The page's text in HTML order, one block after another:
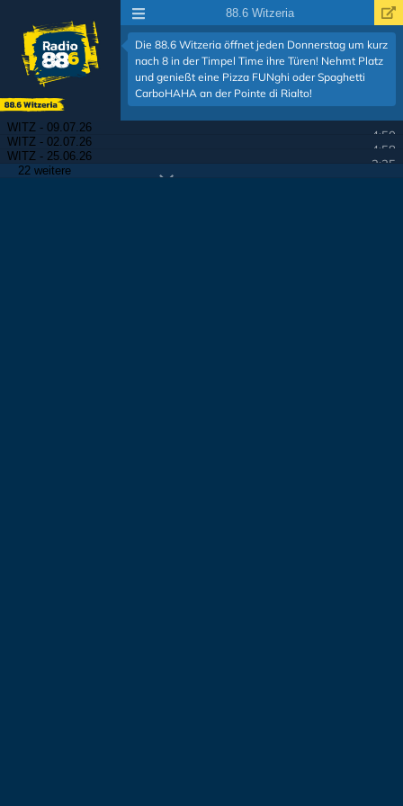
88.6 Witzeria
Die 88.6 Witzeria öffnet jeden Donnerstag um kurz
nach 8 in der Timpel Time ihre Türen! Nehmt Platz
und genießt eine Pizza FUNghi oder Spaghetti
CarboHAHA an der Pointe di Rialto!
WITZ - 09.07.26
4:50
WITZ - 02.07.26
4:58
WITZ - 25.06.26
2:35
22 weitere